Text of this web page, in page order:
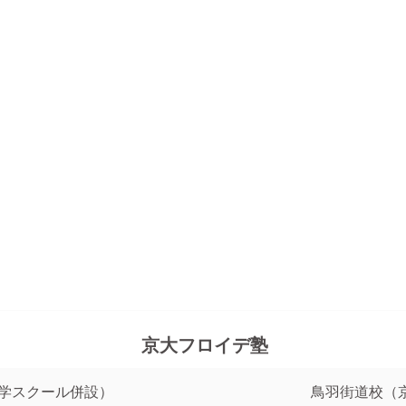
京大フロイデ塾
スクール併設）
鳥羽街道校（